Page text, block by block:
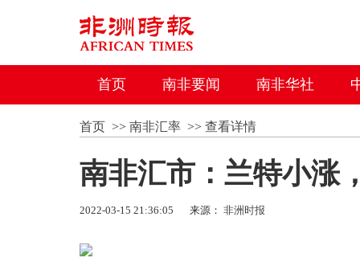
首页 南非要闻 南非华社
首页>> 南非汇率>> 查看详情
南非汇市：兰特小涨
2022-03-15 21:36:05 来源： 非洲时报